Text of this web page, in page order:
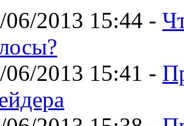
06/2013 15:44 -
06/2013 15:41 -